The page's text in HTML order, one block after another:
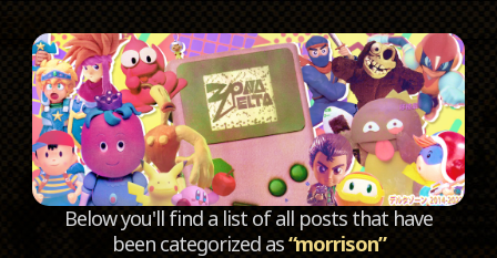
Below you'll find a list of all posts that have
been categorized as“morrison”